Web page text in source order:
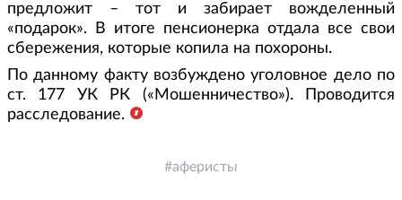
предложит – тот и забирает вожделенный
«подарок». В итоге пенсионерка отдала все свои
сбережения, которые копила на похороны.
По данному факту возбуждено уголовное дело по
ст. 177 УК РК («Мошенничество»). Проводится
расследование.
аферисты